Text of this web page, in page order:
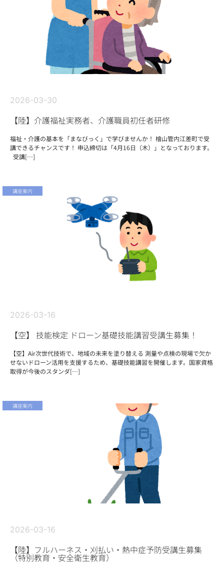
2026-03-30
【陸】介護福祉実務者、介護職員初任者研修
福祉・介護の基本を「まなびっく」で学びませんか！ 檜山管内江差町で受
講できるチャンスです！ 申込締切は「4月16日（木）」となっております。
受講[…]
講座案内
2026-03-16
【空】 技能検定 ドローン基礎技能講習受講生募集！
【空】Air次世代技術で、地域の未来を塗り替える 測量や点検の現場で欠か
せないドローン活用を支援するため、基礎技能講習を開催します。国家資格
取得が今後のスタンダ[…]
講座案内
2026-03-16
【陸】フルハーネス・刈払い・熱中症予防受講生募集
（特別教育・安全衛生教育）